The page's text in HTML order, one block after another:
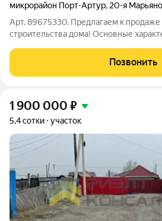
микрорайон Порт-Артур, 20-я
Арт. 89675330. Предлагаем к
строительства дома! Основные характеристики:
отличная возможность
Позвонить
1 900 000 ₽
5,4 сотки участок